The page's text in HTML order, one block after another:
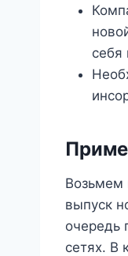
себя
Возьмем
выпуск
очередь
сетях. В